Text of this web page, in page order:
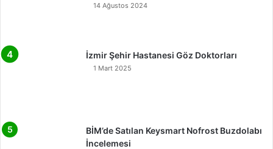
14 Ağustos 2024
İzmir Şehir Hastanesi Göz Doktorları
1 Mart 2025
BİM’de Satılan Keysmart Nofrost Buzdolabı
İncelemesi